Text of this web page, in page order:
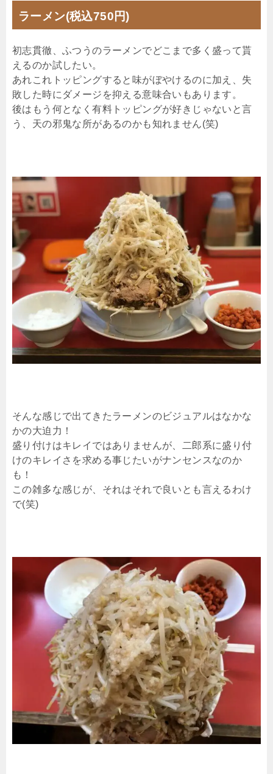
ラーメン(税込750円)
初志貫徹、ふつうのラーメンでどこまで多く盛って貰
えるのか試したい。
あれこれトッピングすると味がぼやけるのに加え、失
敗した時にダメージを抑える意味合いもあります。
後はもう何となく有料トッピングが好きじゃないと言
う、天の邪鬼な所があるのかも知れません(笑)
そんな感じで出てきたラーメンのビジュアルはなかな
かの大迫力！
盛り付けはキレイではありませんが、二郎系に盛り付
けのキレイさを求める事じたいがナンセンスなのか
も！
この雑多な感じが、それはそれで良いとも言えるわけ
で(笑)